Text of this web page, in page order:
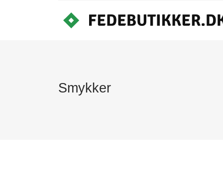
Smykker